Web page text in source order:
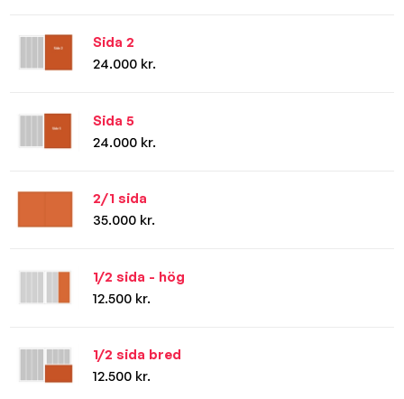
Sida 2
24.000 kr.
Sida 5
24.000 kr.
2/1 sida
35.000 kr.
1/2 sida - hög
12.500 kr.
1/2 sida bred
12.500 kr.